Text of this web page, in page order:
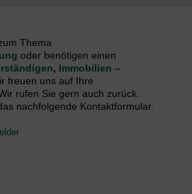
Thema
oder benötigen einen
, Immobilien –
freuen uns auf Ihre
rufen Sie gern auch zurück.
nachfolgende Kontaktformular.